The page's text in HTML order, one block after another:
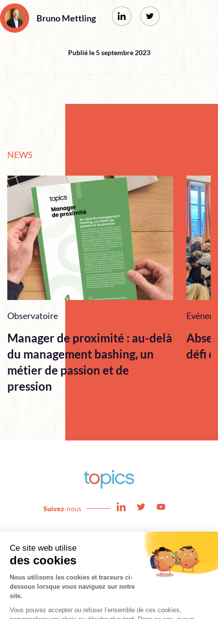
Bruno Mettling
Publié le 5 septembre 2023
NEWS
Observatoire
Manager de proximité : au-delà
du management bashing, un
métier de passion et de
pression
défi
Enjeux
Expertises
News
About
Contact
Suivez-nous